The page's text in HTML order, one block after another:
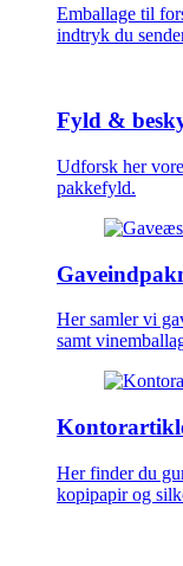
Emballage til
indtryk du
Fyld &
Udforsk her
pakkefyld.
Her samler vi
samt
Her finder du
kopipapir og